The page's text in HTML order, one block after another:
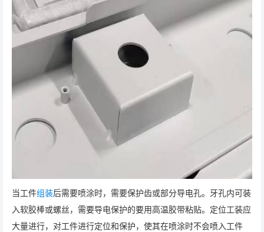
当工件组装后需要喷涂时，需要保护齿或部分导电孔。牙孔内可装
入软胶棒或螺丝，需要导电保护的要用高温胶带粘贴。定位工装应
大量进行，对工件进行定位和保护，使其在喷涂时不会喷入工件